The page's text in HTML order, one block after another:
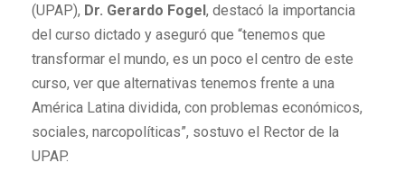
(UPAP), Dr. Gerardo Fogel, destacó la importancia
del curso dictado y aseguró que “tenemos que
transformar el mundo, es un poco el centro de este
curso, ver que alternativas tenemos frente a una
América Latina dividida, con problemas económicos,
sociales, narcopolíticas”, sostuvo el Rector de la
UPAP.